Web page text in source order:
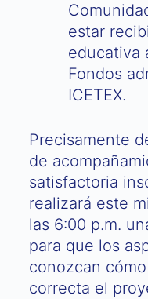
estar
educativa
Fondos
ICETEX.
Precisamente
de
satisfactoria
realizará este
las 6:00 p.m.
para que los
conozcan
correcta el